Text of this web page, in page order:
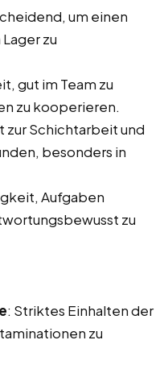
um einen
zu
gut im Team zu
zu kooperieren.
zur Schichtarbeit und
besonders in
Aufgaben
zu
: Striktes Einhalten der
zu